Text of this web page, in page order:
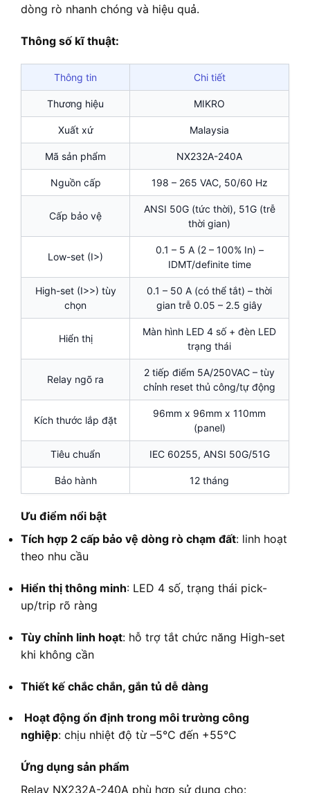
dòng rò nhanh chóng và hiệu quả.
Thông số kĩ thuật:
Thông tin Chi tiết
Thương hiệu MIKRO
Xuất xứ Malaysia
Mã sản phẩm NX232A-240A
Nguồn cấp 198 – 265 VAC, 50/60 Hz
Cấp bảo vệ
ANSI 50G (tức thời), 51G (trễ
thời gian)
Low-set (I>)
0.1 – 5 A (2 – 100% In) –
IDMT/definite time
High-set (I>>) tùy
chọn
0.1 – 50 A (có thể tắt) – thời
gian trễ 0.05 – 2.5 giây
Hiển thị
Màn hình LED 4 số + đèn LED
trạng thái
Relay ngõ ra
2 tiếp điểm 5A/250VAC – tùy
chỉnh reset thủ công/tự động
Kích thước lắp đặt
96mm x 96mm x 110mm
(panel)
Tiêu chuẩn IEC 60255, ANSI 50G/51G
Bảo hành 12 tháng
Ưu điểm nổi bật
Tích hợp 2 cấp bảo vệ dòng rò chạm đất: linh hoạt
theo nhu cầu
Hiển thị thông minh: LED 4 số, trạng thái pick-
up/trip rõ ràng
Tùy chỉnh linh hoạt: hỗ trợ tắt chức năng High-set
khi không cần
Thiết kế chắc chắn, gắn tủ dễ dàng
Hoạt động ổn định trong môi trường công
nghiệp: chịu nhiệt độ từ –5°C đến +55°C
Ứng dụng sản phẩm
Relay NX232A-240A phù hợp sử dụng cho: